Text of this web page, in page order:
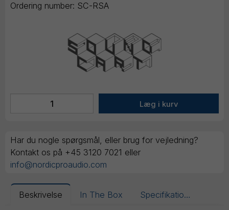
Ordering number: SC-RSA
Har du nogle spørgsmål, eller brug for vejledning?
Kontakt os på +45 3120 7021 eller
info@nordicproaudio.com
Beskrivelse In The Box Specifikationer